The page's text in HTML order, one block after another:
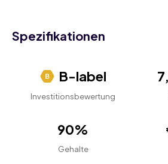
Spezifikationen
B-label
Investitionsbewertung
90%
Gehalte